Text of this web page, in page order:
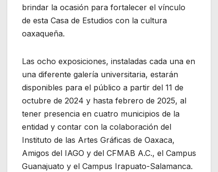
brindar la ocasión para fortalecer el vínculo
de esta Casa de Estudios con la cultura
oaxaqueña.
Las ocho exposiciones, instaladas cada una en
una diferente galería universitaria, estarán
disponibles para el público a partir del 11 de
octubre de 2024 y hasta febrero de 2025, al
tener presencia en cuatro municipios de la
entidad y contar con la colaboración del
Instituto de las Artes Gráficas de Oaxaca,
Amigos del IAGO y del CFMAB A.C., el Campus
Guanajuato y el Campus Irapuato-Salamanca.